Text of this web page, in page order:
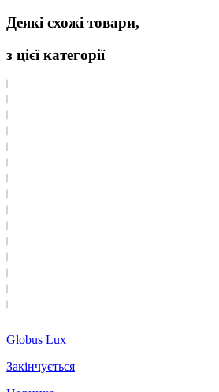
Деякі схожі товари,
з цієї категорії
Globus Lux
Закінчується